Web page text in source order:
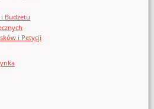
Budżetu
i Petycji